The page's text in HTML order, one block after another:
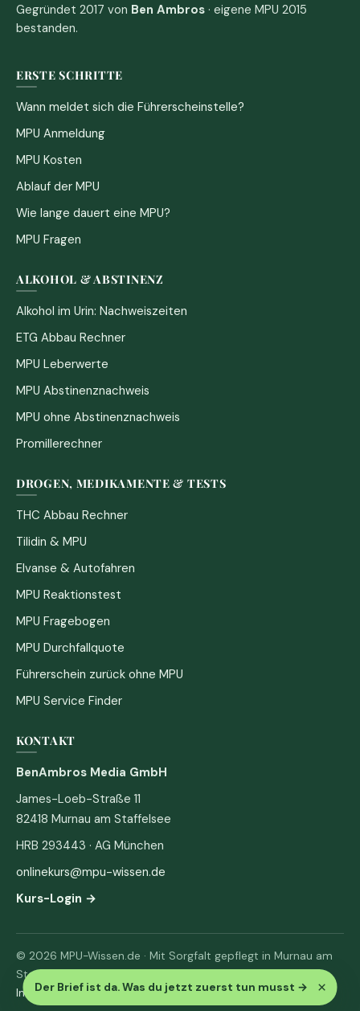
Der Brief ist da. Was du jetzt zuerst tun musst → ×
Gegründet 2017 von Ben Ambros · eigene MPU 2015
bestanden.
ERSTE SCHRITTE
Wann meldet sich die Führerscheinstelle?
MPU Anmeldung
MPU Kosten
Ablauf der MPU
Wie lange dauert eine MPU?
MPU Fragen
ALKOHOL & ABSTINENZ
Alkohol im Urin: Nachweiszeiten
ETG Abbau Rechner
MPU Leberwerte
MPU Abstinenznachweis
MPU ohne Abstinenznachweis
Promillerechner
DROGEN, MEDIKAMENTE & TESTS
THC Abbau Rechner
Tilidin & MPU
Elvanse & Autofahren
MPU Reaktionstest
MPU Fragebogen
MPU Durchfallquote
Führerschein zurück ohne MPU
MPU Service Finder
KONTAKT
BenAmbros Media GmbH
James-Loeb-Straße 11
82418 Murnau am Staffelsee
HRB 293443 · AG München
onlinekurs@mpu-wissen.de
Kurs-Login →
© 2026 MPU-Wissen.de · Mit Sorgfalt gepflegt in Murnau am
Staffelsee
Impressum· Datenschutz & AGB